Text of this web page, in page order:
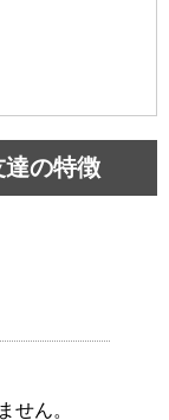
の特徴
せん。